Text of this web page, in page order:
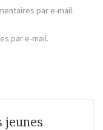
par e-mail.
par e-mail.
jeunes